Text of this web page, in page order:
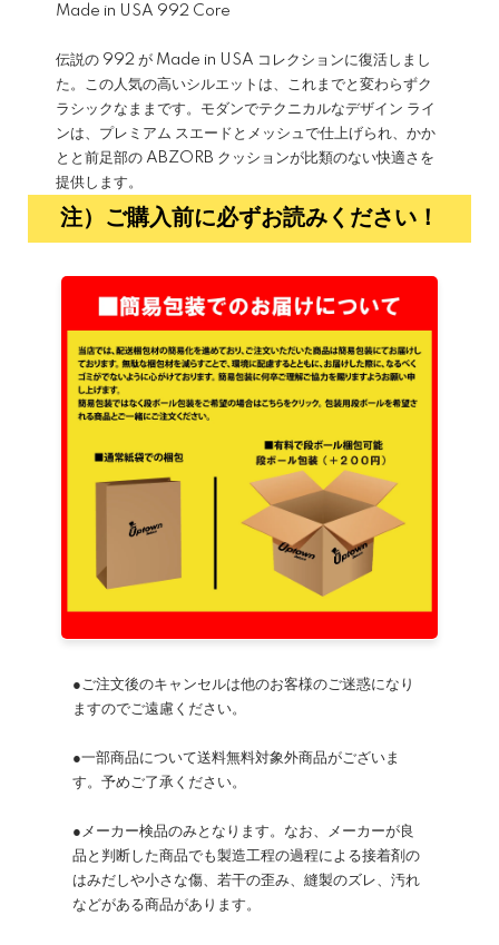
Made in USA 992 Core
伝説の 992 が Made in USA コレクションに復活しまし
た。この人気の高いシルエットは、これまでと変わらずク
ラシックなままです。モダンでテクニカルなデザイン ライ
ンは、プレミアム スエードとメッシュで仕上げられ、かか
とと前足部の ABZORB クッションが比類のない快適さを
提供します。
注）ご購入前に必ずお読みください！
●ご注文後のキャンセルは他のお客様のご迷惑になり
ますのでご遠慮ください。
●一部商品について送料無料対象外商品がございま
す。予めご了承ください。
●メーカー検品のみとなります。なお、メーカーが良
品と判断した商品でも製造工程の過程による接着剤の
はみだしや小さな傷、若干の歪み、縫製のズレ、汚れ
などがある商品があります。